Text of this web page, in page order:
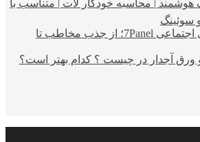
| محاسبه خودکار لات | متناسب با
سوئینگ
خدمات شبکه‌های اجتماعی 7Panel؛ از جذب مخاطب تا
ورق آجدار در چیست ؟ کدام بهتر است؟